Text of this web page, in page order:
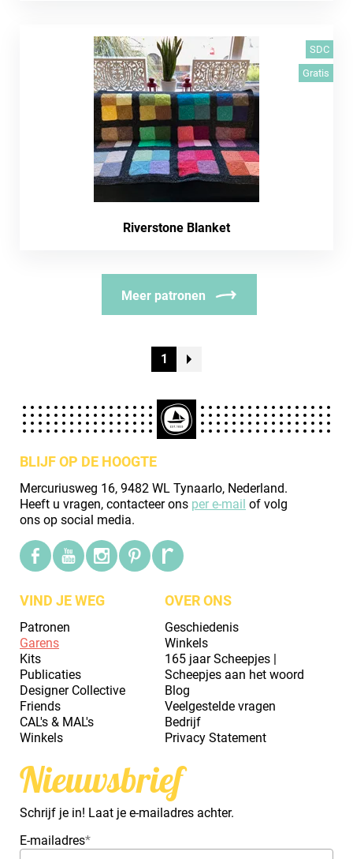
SDC
Gratis
Riverstone Blanket
Meer patronen
1
BLIJF OP DE HOOGTE
Mercuriusweg 16, 9482 WL Tynaarlo, Nederland.
Heeft u vragen, contacteer ons per e-mail of volg
ons op social media.
VIND JE WEG
Patronen
Garens
Kits
Publicaties
Designer Collective
Friends
CAL's & MAL's
Winkels
OVER ONS
Geschiedenis
Winkels
165 jaar Scheepjes |
Scheepjes aan het woord
Blog
Veelgestelde vragen
Bedrijf
Privacy Statement
Nieuwsbrief
Schrijf je in! Laat je e-mailadres achter.
E-mailadres*